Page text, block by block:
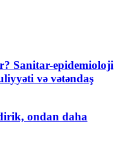
Sanitar-epidemioloji
və vətəndaş
ondan daha